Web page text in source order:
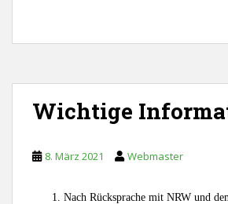
Wichtige
8. März 2021 Webmaster
Nach Rücksprache mit NRW und